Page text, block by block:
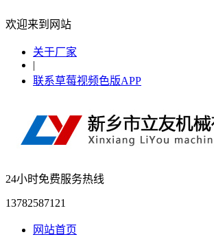
欢迎来到网站
关于厂家
|
联系草莓视频色版APP
24小时免费服务热线
13782587121
网站首页